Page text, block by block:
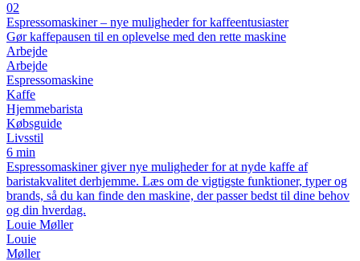
02
Espressomaskiner – nye muligheder for kaffeentusiaster
Gør kaffepausen til en oplevelse med den rette maskine
Arbejde
Arbejde
Espressomaskine
Kaffe
Hjemmebarista
Købsguide
Livsstil
6 min
Espressomaskiner giver nye muligheder for at nyde kaffe af
baristakvalitet derhjemme. Læs om de vigtigste funktioner, typer og
brands, så du kan finde den maskine, der passer bedst til dine behov
og din hverdag.
Louie Møller
Louie
Møller